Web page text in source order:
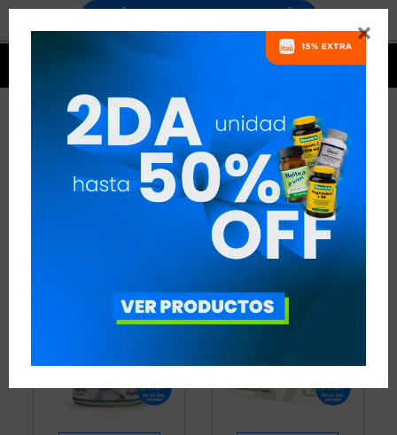

COLÁGENO Y ÁCIDO
HIALURÓNICO
RECOMENDADOS